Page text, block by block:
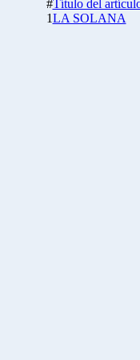
#Título del
1LA SOLANA